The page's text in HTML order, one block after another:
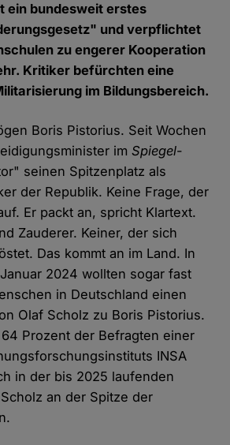
ein bundesweit erstes
und verpflichtet
zu engerer Kooperation
Kritiker befürchten eine
im Bildungsbereich.
Boris Pistorius. Seit Wochen
imSpiegel-
seinen Spitzenplatz als
der Republik. Keine Frage, der
Er packt an, spricht Klartext.
Zauderer. Keiner, der sich
Das kommt an im Land. In
2024 wollten sogar fast
in Deutschland einen
Olaf Scholz zu Boris Pistorius.
Prozent der Befragten einer
INSA
in der bis 2025 laufenden
an der Spitze der